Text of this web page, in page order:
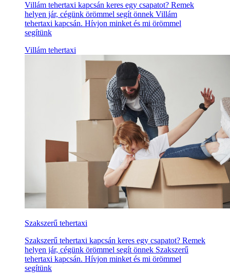
Villám tehertaxi kapcsán keres egy csapatot? Remek
helyen jár, cégünk örömmel segít önnek Villám
tehertaxi kapcsán. Hívjon minket és mi örömmel
segítünk
Villám tehertaxi
Szakszerű tehertaxi
Szakszerű tehertaxi kapcsán keres egy csapatot? Remek
helyen jár, cégünk örömmel segít önnek Szakszerű
tehertaxi kapcsán. Hívjon minket és mi örömmel
segítünk